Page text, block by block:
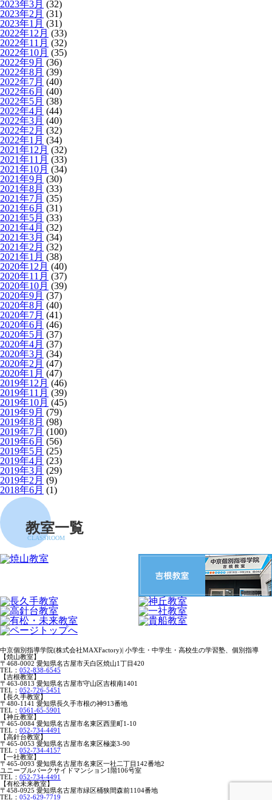
2023年3月 (32)
2023年2月 (31)
2023年1月 (31)
2022年12月 (33)
2022年11月 (32)
2022年10月 (35)
2022年9月 (36)
2022年8月 (39)
2022年7月 (40)
2022年6月 (40)
2022年5月 (38)
2022年4月 (44)
2022年3月 (40)
2022年2月 (32)
2022年1月 (34)
2021年12月 (32)
2021年11月 (33)
2021年10月 (34)
2021年9月 (30)
2021年8月 (33)
2021年7月 (35)
2021年6月 (31)
2021年5月 (33)
2021年4月 (32)
2021年3月 (34)
2021年2月 (32)
2021年1月 (38)
2020年12月 (40)
2020年11月 (37)
2020年10月 (39)
2020年9月 (37)
2020年8月 (40)
2020年7月 (41)
2020年6月 (46)
2020年5月 (37)
2020年4月 (37)
2020年3月 (34)
2020年2月 (47)
2020年1月 (47)
2019年12月 (46)
2019年11月 (39)
2019年10月 (45)
2019年9月 (79)
2019年8月 (98)
2019年7月 (100)
2019年6月 (56)
2019年5月 (25)
2019年4月 (23)
2019年3月 (29)
2019年2月 (9)
2018年6月 (1)
教室一覧
CLASSROOM
中京個別指導学院(株式会社MAXFactory)| 小学生・中学生・高校生の学習塾、個別指導
【焼山教室】
〒468-0002 愛知県名古屋市天白区焼山1丁目420
TEL： 052-838-6545
【吉根教室】
〒463-0813 愛知県名古屋市守山区吉根南1401
TEL： 052-726-5451
【長久手教室】
〒480-1141 愛知県長久手市根の神913番地
TEL： 0561-65-5901
【神丘教室】
〒465-0084 愛知県名古屋市名東区西里町1-10
TEL： 052-734-4491
【高針台教室】
〒465-0053 愛知県名古屋市名東区極楽3-90
TEL： 052-734-4157
【一社教室】
〒465-0093 愛知県名古屋市名東区一社二丁目142番地2
ユニーブルパークサイドマンション1階106号室
TEL： 052-734-4491
【有松未来教室】
〒458-0925 愛知県名古屋市緑区桶狭間森前1104番地
TEL： 052-629-7719